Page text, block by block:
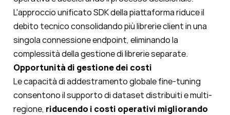
L'approccio unificato SDK della piattaforma riduce il
debito tecnico consolidando più librerie client in una
singola connessione endpoint, eliminando la
complessità della gestione di librerie separate.
Opportunità di gestione dei costi
Le capacità di addestramento globale fine-tuning
consentono il supporto di dataset distribuiti e multi-
regione, riducendo i costi operativi migliorando